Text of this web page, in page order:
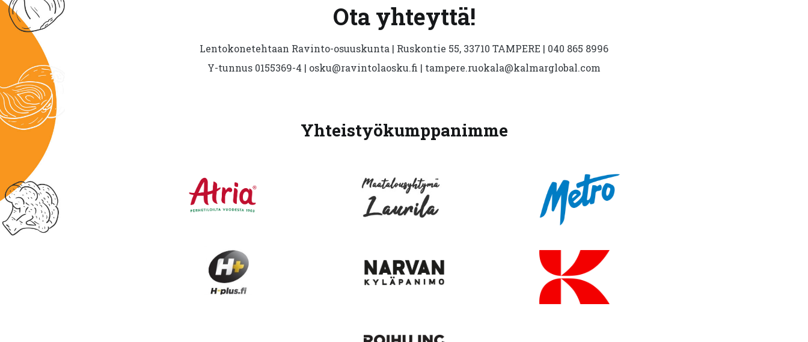
Ota yhteyttä!
Lentokonetehtaan Ravinto-osuuskunta | Ruskontie 55, 33710 TAMPERE | 040 865 8996
Y-tunnus 0155369-4 | osku@ravintolaosku.fi | tampere.ruokala@kalmarglobal.com
Yhteistyökumppanimme